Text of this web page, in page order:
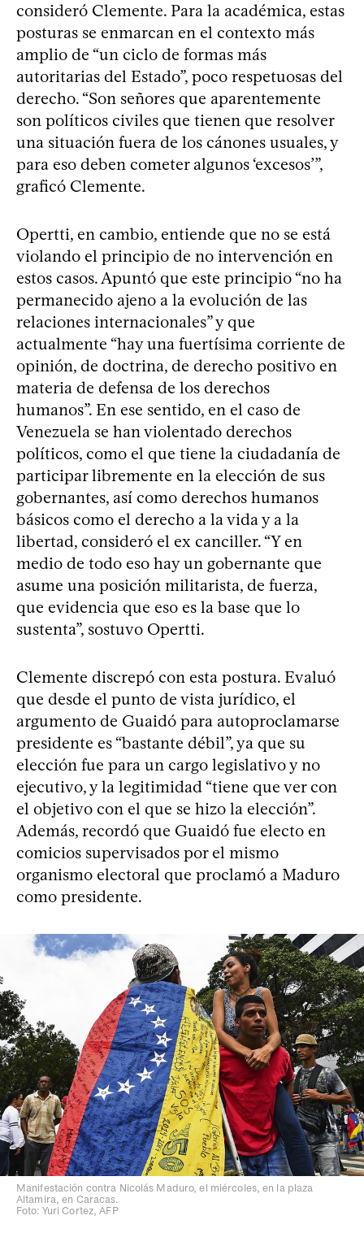
consideró Clemente. Para la académica, estas
posturas se enmarcan en el contexto más
amplio de “un ciclo de formas más
autoritarias del Estado”, poco respetuosas del
derecho. “Son señores que aparentemente
son políticos civiles que tienen que resolver
una situación fuera de los cánones usuales, y
para eso deben cometer algunos ‘excesos’”,
graficó Clemente.
Opertti, en cambio, entiende que no se está
violando el principio de no intervención en
estos casos. Apuntó que este principio “no ha
permanecido ajeno a la evolución de las
relaciones internacionales” y que
actualmente “hay una fuertísima corriente de
opinión, de doctrina, de derecho positivo en
materia de defensa de los derechos
humanos”. En ese sentido, en el caso de
Venezuela se han violentado derechos
políticos, como el que tiene la ciudadanía de
participar libremente en la elección de sus
gobernantes, así como derechos humanos
básicos como el derecho a la vida y a la
libertad, consideró el ex canciller. “Y en
medio de todo eso hay un gobernante que
asume una posición militarista, de fuerza,
que evidencia que eso es la base que lo
sustenta”, sostuvo Opertti.
Clemente discrepó con esta postura. Evaluó
que desde el punto de vista jurídico, el
argumento de Guaidó para autoproclamarse
presidente es “bastante débil”, ya que su
elección fue para un cargo legislativo y no
ejecutivo, y la legitimidad “tiene que ver con
el objetivo con el que se hizo la elección”.
Además, recordó que Guaidó fue electo en
comicios supervisados por el mismo
organismo electoral que proclamó a Maduro
como presidente.
Manifestación contra Nicolás Maduro, el miércoles, en la plaza
Altamira, en Caracas.
Foto: Yuri Cortez, AFP